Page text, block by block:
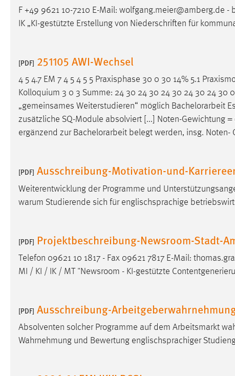
F +49 9621 10-7210 E-Mail: wolfgang.meier@amberg.de
IK „KI-gestützte Erstellung von Niederschriften für
[PDF] 251105 AWI-Wechsel
4 5 4.7 EM 7 4 5 4 5 5 Praxisphase 30 0 30 14% 5.1
Kolloquium 3 0 3 Summe: 24 30 24 30 24 30 24 30 24 30
„gemeinsames Weiterstudieren“ möglich Bachelorarbeit
zusätzliche SQ-Module absolviert [...] Noten-Gewichtung
ergänzend zur Bachelorarbeit belegt werden, insg. Noten-
[PDF] Ausschreibung-Motivation-und-
Weiterentwicklung der Programme und
warum Studierende sich für englischsprachige
[PDF] Projektbeschreibung-Newsroom-Stadt-
Telefon 09621 10 1817 - Fax 09621 7817 E-Mail:
MI / KI / IK / MT "Newsroom - KI-gestützte
[PDF] Ausschreibung-
Absolventen solcher Programme auf dem Arbeitsmarkt
Wahrnehmung und Bewertung englischsprachiger
mibew_locale, mibew-chat-frame-style-
5e9dbeb1811c0446
Zweck:
Wird benötigt um die Chatfunktion
nutzen zu können.
Cookie Laufzeit: MibewSessionID, mibew-chat-frame-
style-5e9dbeb1811c0446 =
Login
Name: fe_user, be_user, be_lastLoginProvider
der Website einloggen zu können.
Cookie Laufzeit: 24 Stunden
Statistik Cookies erfassen Informationen anonym.
Diese Informationen helfen uns zu verstehen, wie
unsere Besucher unsere Website nutzen.